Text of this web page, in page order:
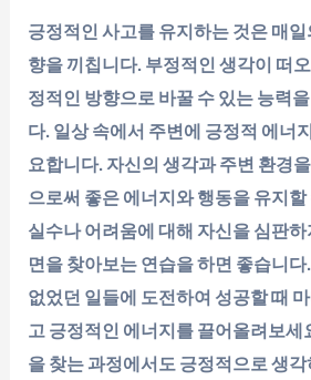
긍정적인 사고를 유지하는 것은 매
향을 끼칩니다. 부정적인 생각이 떠
정적인 방향으로 바꿀 수 있는 능력
다. 일상 속에서 주변에 긍정적 에너
요합니다. 자신의 생각과 주변 환경
으로써 좋은 에너지와 행동을 유지
실수나 어려움에 대해 자신을 심판
면을 찾아보는 연습을 하면 좋습니
없었던 일들에 도전하여 성공할 때
고 긍정적인 에너지를 끌어올려보세
을 찾는 과정에서도 긍정적으로 생